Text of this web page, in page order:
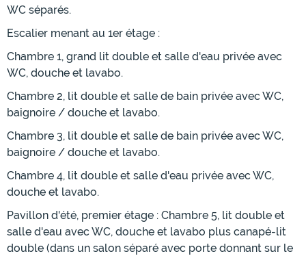
WC séparés.
Escalier menant au 1er étage :
Chambre 1, grand lit double et salle d'eau privée avec
WC, douche et lavabo.
Chambre 2, lit double et salle de bain privée avec WC,
baignoire / douche et lavabo.
Chambre 3, lit double et salle de bain privée avec WC,
baignoire / douche et lavabo.
Chambre 4, lit double et salle d'eau privée avec WC,
douche et lavabo.
Pavillon d'été, premier étage : Chambre 5, lit double et
salle d'eau avec WC, douche et lavabo plus canapé-lit
double (dans un salon séparé avec porte donnant sur le